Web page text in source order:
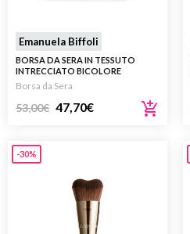
Emanuela Biffoli
BORSA DA SERA IN TESSUTO
INTRECCIATO BICOLORE
Borsa da Sera
53,00€ 47,70€
-30%